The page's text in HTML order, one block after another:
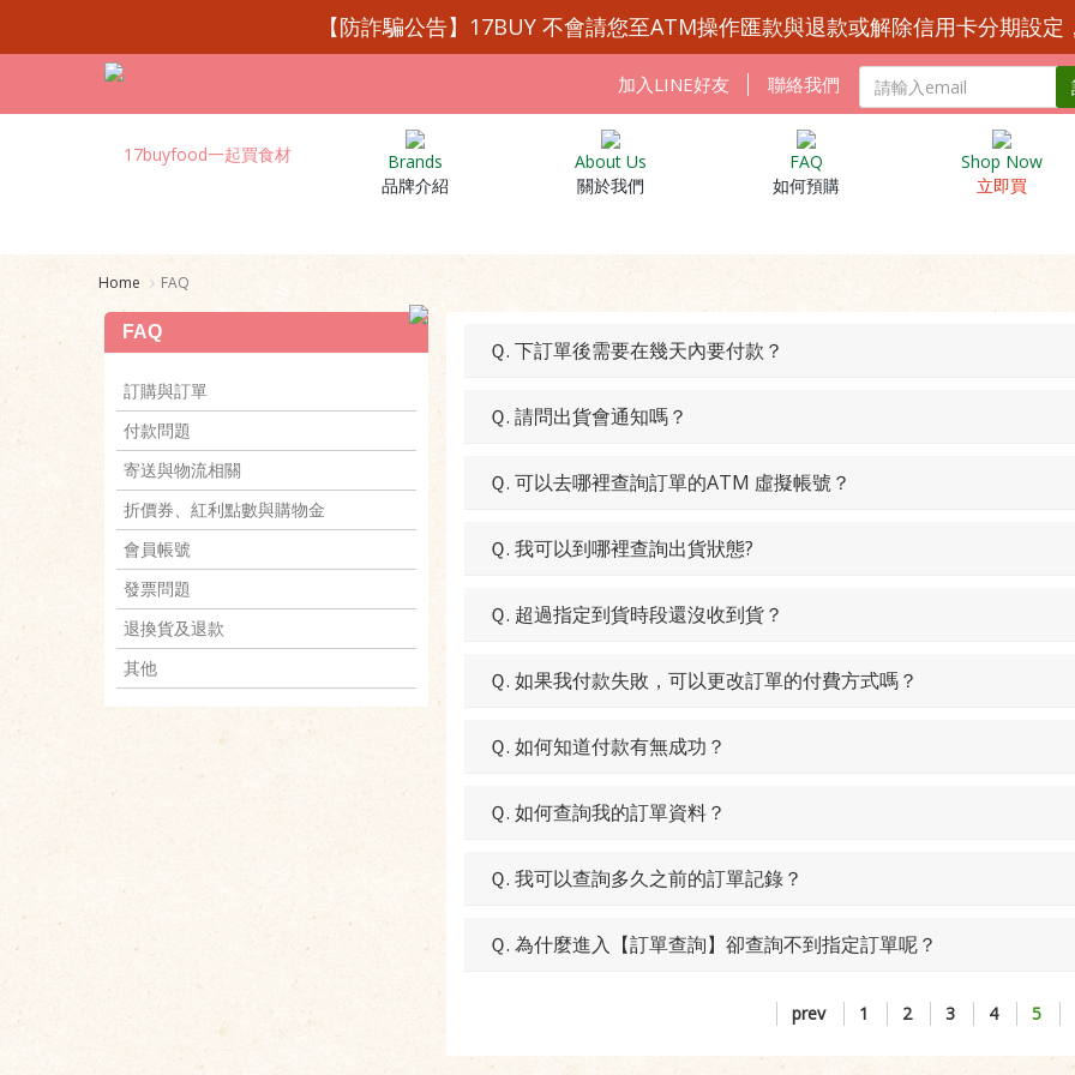
【防詐騙公告】17BUY 不會請您至ATM操作匯款與退款或解除信用卡分期設
加入LINE好友 聯絡我們
Brands
品牌介紹
About Us
關於我們
FAQ
如何預購
Shop Now
立即買
Home FAQ
FAQ
訂購與訂單
付款問題
寄送與物流相關
折價券、紅利點數與購物金
會員帳號
發票問題
退換貨及退款
其他
Ｑ. 下訂單後需要在幾天內要付款？
Ｑ. 請問出貨會通知嗎？
Ｑ. 可以去哪裡查詢訂單的ATM 虛擬帳號？
Ｑ. 我可以到哪裡查詢出貨狀態?
Ｑ. 超過指定到貨時段還沒收到貨？
Ｑ. 如果我付款失敗，可以更改訂單的付費方式嗎？
Ｑ. 如何知道付款有無成功？
Ｑ. 如何查詢我的訂單資料？
Ｑ. 我可以查詢多久之前的訂單記錄？
Ｑ. 為什麼進入【訂單查詢】卻查詢不到指定訂單呢？
prev 1 2 3 4 5